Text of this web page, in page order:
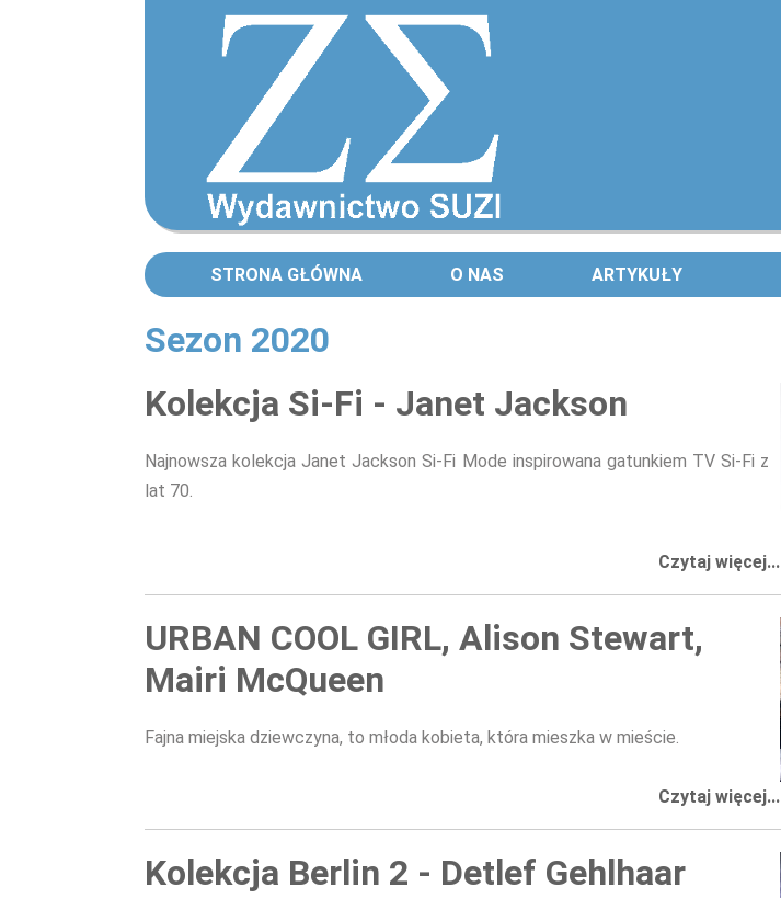
STRONA GŁÓWNA O NAS ARTYKUŁY
Sezon 2020
Kolekcja Si-Fi - Janet Jackson
Najnowsza kolekcja Janet Jackson Si-Fi Mode inspirowana gatunkiem TV Si-Fi z
lat 70.
Czytaj więcej...
URBAN COOL GIRL, Alison Stewart,
Mairi McQueen
Fajna miejska dziewczyna, to młoda kobieta, która mieszka w mieście.
Czytaj więcej...
Kolekcja Berlin 2 - Detlef Gehlhaar